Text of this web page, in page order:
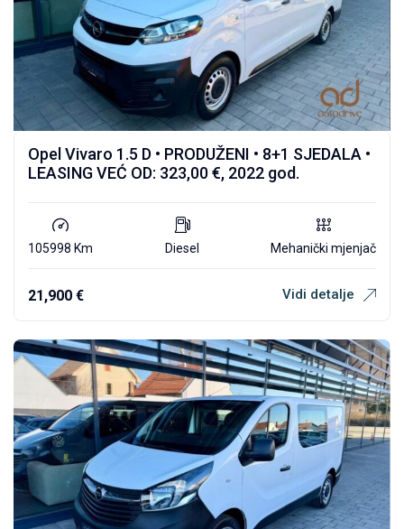
Opel Vivaro 1.5 D • PRODUŽENI • 8+1 SJEDALA •
LEASING VEĆ OD: 323,00 €, 2022 god.
105998 Km Diesel Mehanički mjenjač
21,900 € Vidi detalje